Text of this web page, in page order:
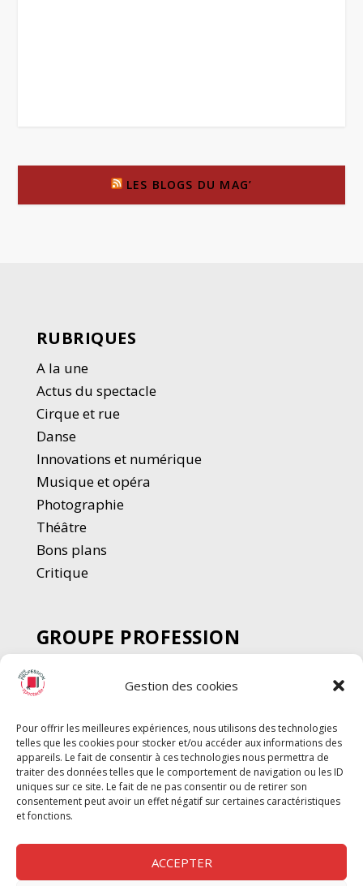
Gestion des cookies
Pour offrir les meilleures expériences, nous utilisons des technologies
telles que les cookies pour stocker et/ou accéder aux informations des
appareils. Le fait de consentir à ces technologies nous permettra de
traiter des données telles que le comportement de navigation ou les ID
uniques sur ce site. Le fait de ne pas consentir ou de retirer son
consentement peut avoir un effet négatif sur certaines caractéristiques
et fonctions.
ACCEPTER
LES BLOGS DU MAG’
RUBRIQUES
A la une
Actus du spectacle
Cirque et rue
Danse
Innovations et numérique
Musique et opéra
Photographie
Théâtre
Bons plans
Critique
GROUPE PROFESSION
SPECTACLE
Chèque Intermittents
Chèque Compta
Chèque Emploi Spectacle
G-Pods
Profession Audio-visuel